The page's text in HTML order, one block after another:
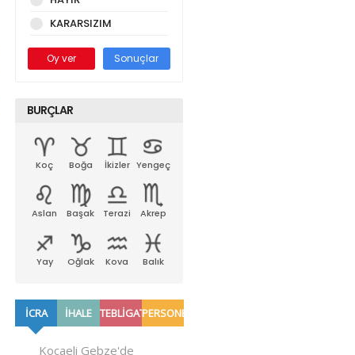
KARARSIZIM
Oy ver Sonuçlar
BURÇLAR
Koç Boğa İkizler Yengeç
Aslan Başak Terazi Akrep
Yay Oğlak Kova Balık